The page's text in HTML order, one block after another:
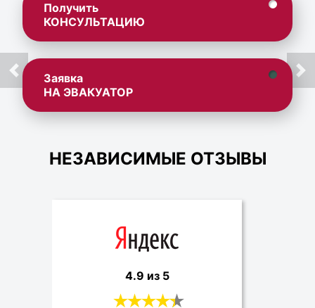
Получить
КОНСУЛЬТАЦИЮ
Заявка
НА ЭВАКУАТОР
НЕЗАВИСИМЫЕ ОТЗЫВЫ
4.9 из 5